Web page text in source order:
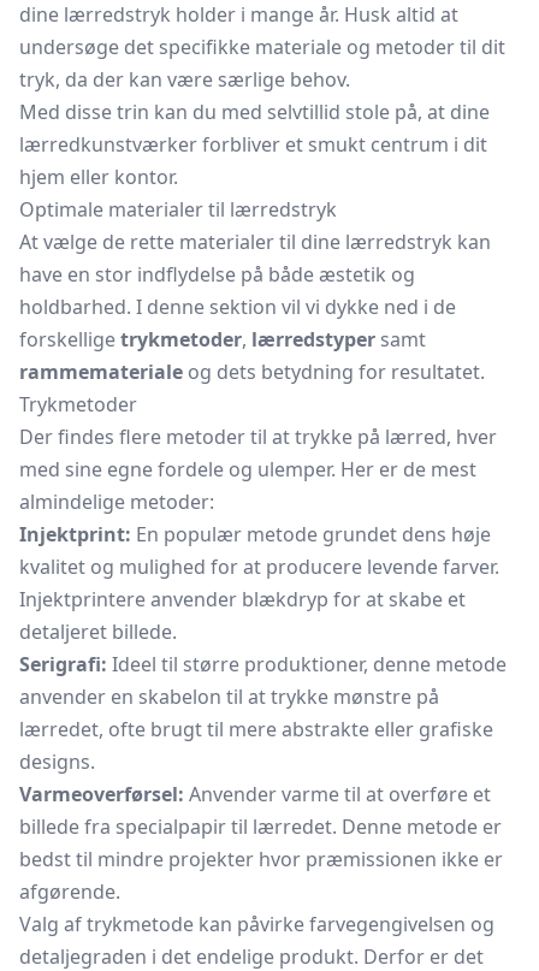
dine lærredstryk holder i mange år. Husk altid at
undersøge det specifikke materiale og metoder til dit
tryk, da der kan være særlige behov.
Med disse trin kan du med selvtillid stole på, at dine
lærredkunstværker forbliver et smukt centrum i dit
hjem eller kontor.
Optimale materialer til lærredstryk
At vælge de rette materialer til dine lærredstryk kan
have en stor indflydelse på både æstetik og
holdbarhed. I denne sektion vil vi dykke ned i de
forskelligetrykmetoder, lærredstyper samt
rammemateriale og dets betydning for resultatet.
Trykmetoder
Der findes flere metoder til at trykke på lærred, hver
med sine egne fordele og ulemper. Her er de mest
almindelige metoder:
Injektprint: En populær metode grundet dens høje
kvalitet og mulighed for at producere levende farver.
Injektprintere anvender blækdryp for at skabe et
detaljeret billede.
Serigrafi: Ideel til større produktioner, denne metode
anvender en skabelon til at trykke mønstre på
lærredet, ofte brugt til mere abstrakte eller grafiske
designs.
Varmeoverførsel: Anvender varme til at overføre et
billede fra specialpapir til lærredet. Denne metode er
bedst til mindre projekter hvor præmissionen ikke er
afgørende.
Valg af trykmetode kan påvirke farvegengivelsen og
detaljegraden i det endelige produkt. Derfor er det